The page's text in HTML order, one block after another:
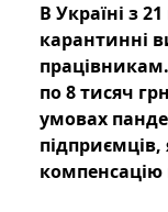
В Україні з
карантинні
по 8 тисяч
умовах
компенсацію